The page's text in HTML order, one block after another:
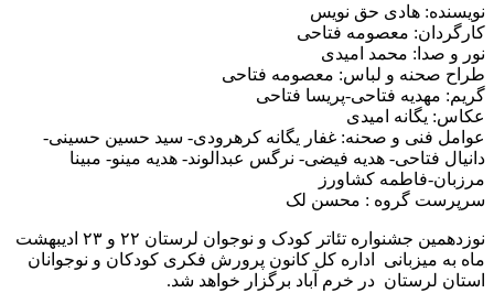
نویسنده: هادی حق نویس
کارگردان: معصومه فتاحی
نور و صدا: محمد امیدی
طراح صحنه و لباس: معصومه فتاحی
گریم: مهدیه فتاحی-پریسا فتاحی
عکاس: یگانه امیدی
عوامل فنی و صحنه: غفار یگانه کرهرودی- سید حسین حسینی-
دانیال فتاحی- هدیه فیضی- نرگس عبدالوند- هدیه مینو- مبینا
مرزبان-فاطمه کشاورز
سرپرست گروه : محسن لک
نوزدهمین جشنواره تئاتر کودک و نوجوان لرستان ۲۲ و ۲۳ ادیبهشت
ماه به میزبانی اداره کل کانون پرورش فکری کودکان و نوجوانان
استان لرستان در خرم آباد برگزار خواهد شد.